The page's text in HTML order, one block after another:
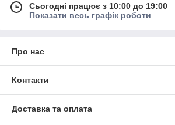
Сьогодні працює з 10:00 до 19:00
Показати весь графік роботи
Про нас
Контакти
Доставка та оплата